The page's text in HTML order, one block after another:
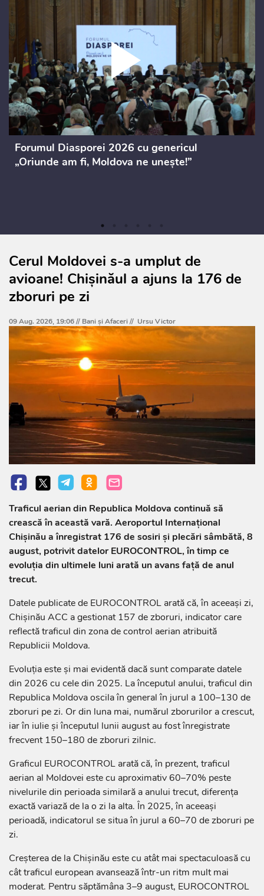
Forumul Diasporei 2026 cu genericul
„Oriunde am fi, Moldova ne unește!”
Cerul Moldovei s-a umplut de
avioane! Chișinăul a ajuns la 176 de
zboruri pe zi
09 Aug. 2026, 19:06 // Bani și Afaceri// Ursu Victor
Traficul aerian din Republica Moldova continuă să
crească în această vară. Aeroportul Internațional
Chișinău a înregistrat 176 de sosiri și plecări sâmbătă, 8
august, potrivit datelor EUROCONTROL, în timp ce
evoluția din ultimele luni arată un avans față de anul
trecut.
Datele publicate de EUROCONTROL arată că, în aceeași zi,
Chișinău ACC a gestionat 157 de zboruri, indicator care
reflectă traficul din zona de control aerian atribuită
Republicii Moldova.
Evoluția este și mai evidentă dacă sunt comparate datele
din 2026 cu cele din 2025. La începutul anului, traficul din
Republica Moldova oscila în general în jurul a 100–130 de
zboruri pe zi. Or din luna mai, numărul zborurilor a crescut,
iar în iulie și începutul lunii august au fost înregistrate
frecvent 150–180 de zboruri zilnic.
Graficul EUROCONTROL arată că, în prezent, traficul
aerian al Moldovei este cu aproximativ 60–70% peste
nivelurile din perioada similară a anului trecut, diferența
exactă variază de la o zi la alta. În 2025, în aceeași
perioadă, indicatorul se situa în jurul a 60–70 de zboruri pe
zi.
Creșterea de la Chișinău este cu atât mai spectaculoasă cu
cât traficul european avansează într-un ritm mult mai
moderat. Pentru săptămâna 3–9 august, EUROCONTROL